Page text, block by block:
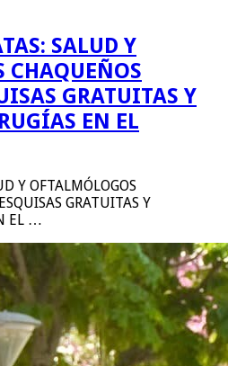
SALUD Y
CHAQUEÑOS
GRATUITAS Y
EN EL
Y OFTALMÓLOGOS
GRATUITAS Y
EL …